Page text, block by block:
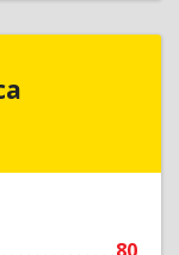
бизнеса
г,